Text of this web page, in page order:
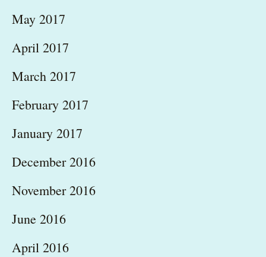
May 2017
April 2017
March 2017
February 2017
January 2017
December 2016
November 2016
June 2016
April 2016